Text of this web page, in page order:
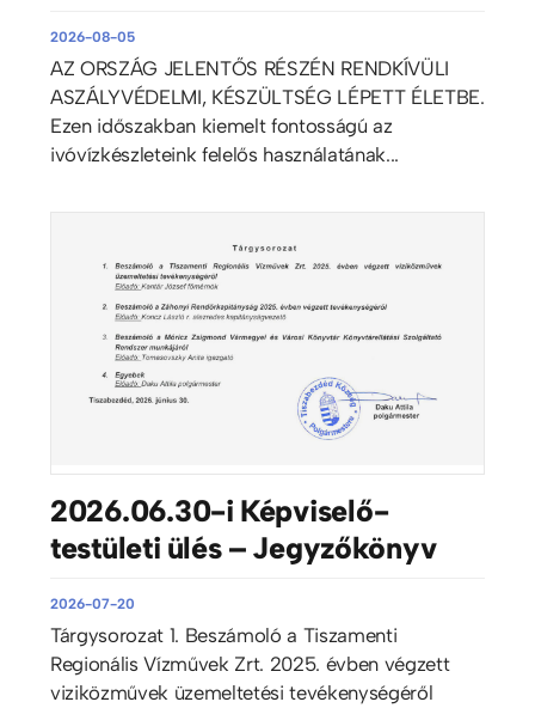
2026-08-05
AZ ORSZÁG JELENTŐS RÉSZÉN RENDKÍVÜLI
ASZÁLYVÉDELMI, KÉSZÜLTSÉG LÉPETT ÉLETBE.
Ezen időszakban kiemelt fontosságú az
ivóvízkészleteink felelős használatának...
2026.06.30-i Képviselő-
testületi ülés – Jegyzőkönyv
2026-07-20
Tárgysorozat 1. Beszámoló a Tiszamenti
Regionális Vízművek Zrt. 2025. évben végzett
viziközművek üzemeltetési tevékenységéről